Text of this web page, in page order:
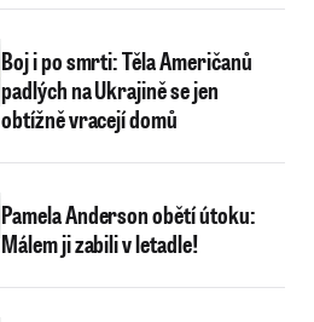
Boj i po smrti: Těla Američanů
padlých na Ukrajině se jen
obtížně vracejí domů
Pamela Anderson obětí útoku:
Málem ji zabili v letadle!